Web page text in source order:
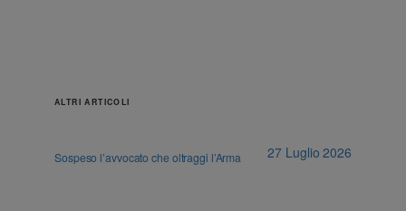
ALTRI ARTICOLI
Sospeso l’avvocato che oltraggi l’Arma 27 Luglio 2026